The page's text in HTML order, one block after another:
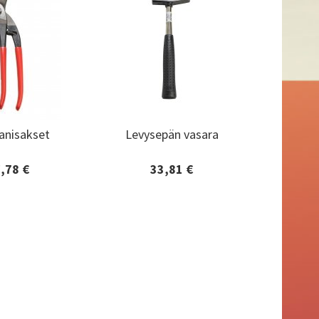
€ja
Levysepän vasara
33,81 €
Levysepän vasara
Lisätiedot ja